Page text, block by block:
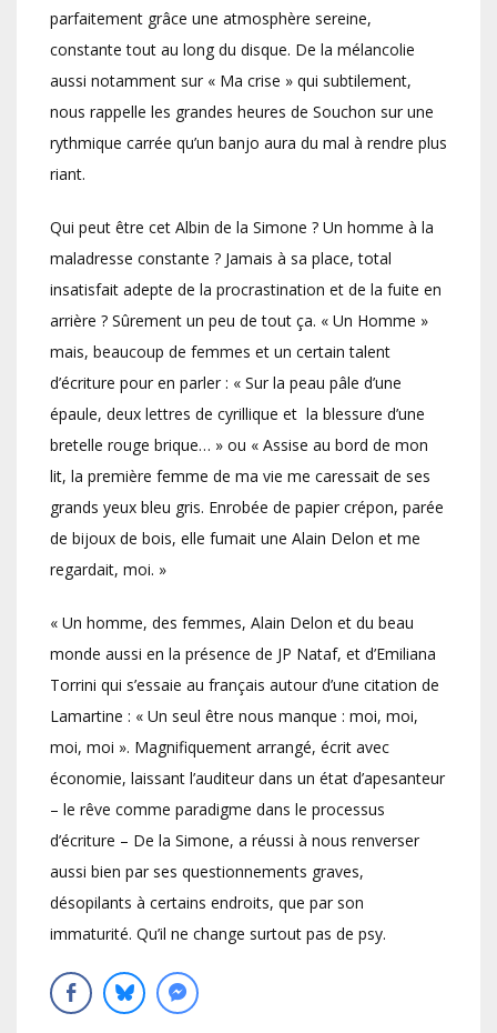
parfaitement grâce une atmosphère sereine,
constante tout au long du disque. De la mélancolie
aussi notamment sur « Ma crise » qui subtilement,
nous rappelle les grandes heures de Souchon sur une
rythmique carrée qu’un banjo aura du mal à rendre plus
riant.
Qui peut être cet Albin de la Simone ? Un homme à la
maladresse constante ? Jamais à sa place, total
insatisfait adepte de la procrastination et de la fuite en
arrière ? Sûrement un peu de tout ça. « Un Homme »
mais, beaucoup de femmes et un certain talent
d’écriture pour en parler : « Sur la peau pâle d’une
épaule, deux lettres de cyrillique et la blessure d’une
bretelle rouge brique… » ou « Assise au bord de mon
lit, la première femme de ma vie me caressait de ses
grands yeux bleu gris. Enrobée de papier crépon, parée
de bijoux de bois, elle fumait une Alain Delon et me
regardait, moi. »
« Un homme, des femmes, Alain Delon et du beau
monde aussi en la présence de JP Nataf, et d’Emiliana
Torrini qui s’essaie au français autour d’une citation de
Lamartine : « Un seul être nous manque : moi, moi,
moi, moi ». Magnifiquement arrangé, écrit avec
économie, laissant l’auditeur dans un état d’apesanteur
– le rêve comme paradigme dans le processus
d’écriture – De la Simone, a réussi à nous renverser
aussi bien par ses questionnements graves,
désopilants à certains endroits, que par son
immaturité. Qu’il ne change surtout pas de psy.